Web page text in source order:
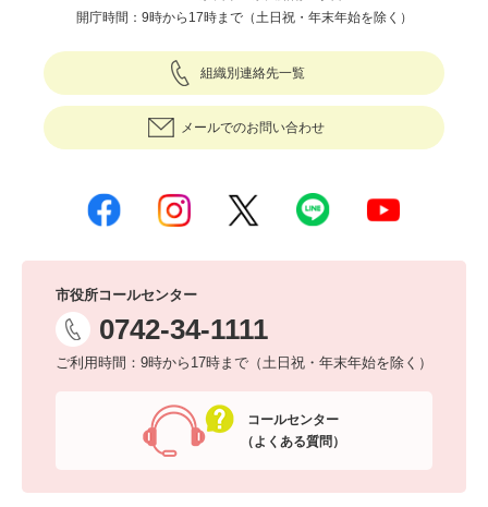
開庁時間：9時から17時まで（土日祝・年末年始を除く）
組織別連絡先一覧
メールでのお問い合わせ
市役所コールセンター
0742-34-1111
ご利用時間：9時から17時まで（土日祝・年末年始を除く）
コールセンター
（よくある質問）